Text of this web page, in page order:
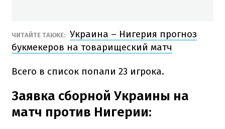
ЧИТАЙТЕ ТАКЖЕ: Украина – Нигерия прогноз
букмекеров на товарищеский матч
Всего в список попали 23 игрока.
Заявка сборной Украины на
матч против Нигерии: